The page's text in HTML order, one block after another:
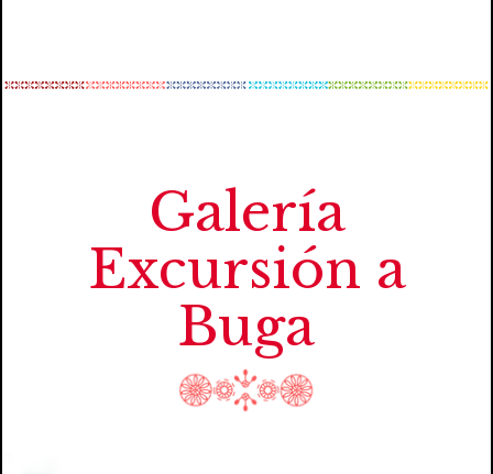
Galería
Excursión a
Buga